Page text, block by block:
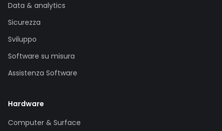
Data & analytics
Sicurezza
Sviluppo
Software su misura
Assistenza Software
Hardware
Computer & Surface